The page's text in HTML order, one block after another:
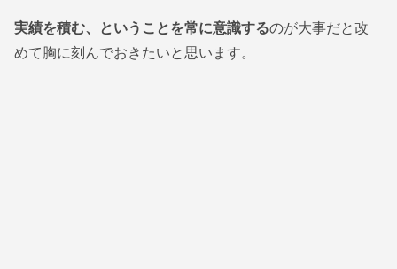
実績を積む、ということを常に意識するのが大事だと改
めて胸に刻んでおきたいと思います。